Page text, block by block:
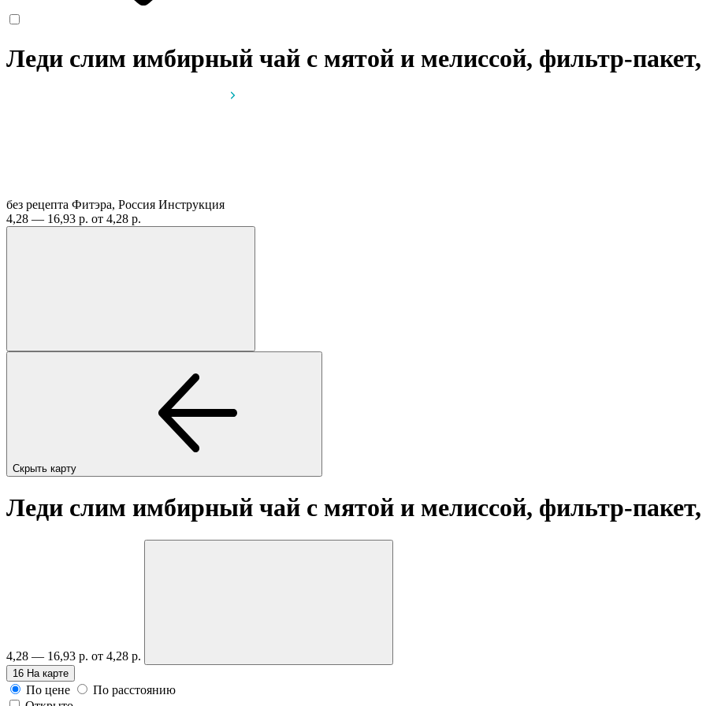
Леди слим имбирный чай с мятой и мелиссой, фильтр-пакет,
без рецепта Фитэра, Россия Инструкция
4,28 — 16,93 р. от 4,28 р.
Скрыть карту
Леди слим имбирный чай с мятой и мелиссой, фильтр-пакет,
4,28 — 16,93 р. от 4,28 р.
16 На карте
По цене
По расстоянию